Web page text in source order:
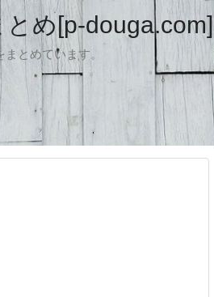
め[p-douga.com]
とめています。